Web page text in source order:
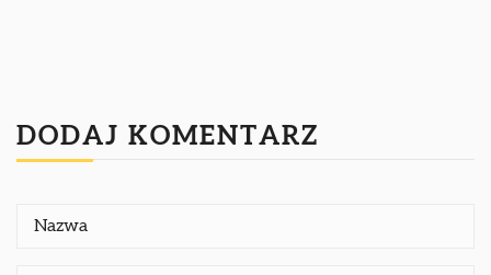
DODAJ KOMENTARZ